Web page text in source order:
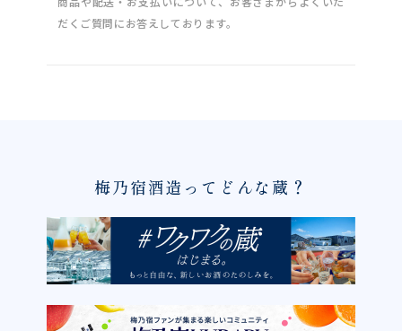
だくご質問にお答えしております。
梅乃宿酒造ってどんな蔵？